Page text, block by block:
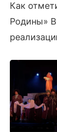
Как
Родины»